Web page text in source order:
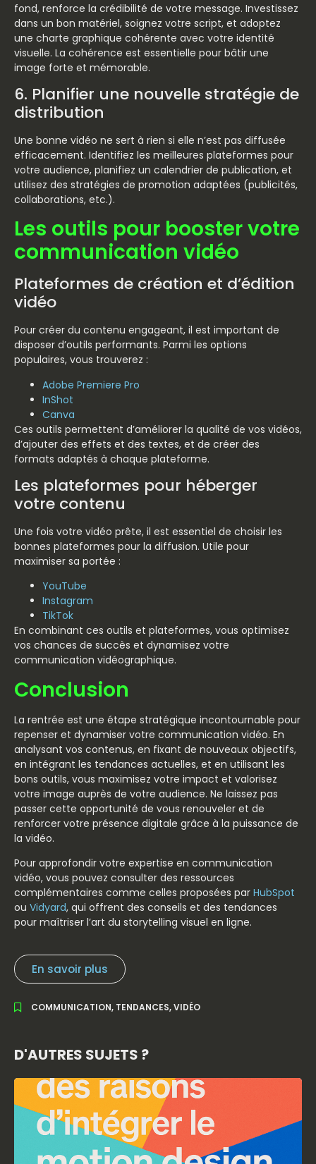
fond, renforce la crédibilité de votre message. Investissez
dans un bon matériel, soignez votre script, et adoptez
une charte graphique cohérente avec votre identité
visuelle. La cohérence est essentielle pour bâtir une
image forte et mémorable.
6. Planifier une nouvelle stratégie de
distribution
Une bonne vidéo ne sert à rien si elle n’est pas diffusée
efficacement. Identifiez les meilleures plateformes pour
votre audience, planifiez un calendrier de publication, et
utilisez des stratégies de promotion adaptées (publicités,
collaborations, etc.).
Les outils pour booster votre
communication vidéo
Plateformes de création et d’édition
vidéo
Pour créer du contenu engageant, il est important de
disposer d’outils performants. Parmi les options
populaires, vous trouverez :
Adobe Premiere Pro
InShot
Canva
Ces outils permettent d’améliorer la qualité de vos vidéos,
d’ajouter des effets et des textes, et de créer des
formats adaptés à chaque plateforme.
Les plateformes pour héberger
votre contenu
Une fois votre vidéo prête, il est essentiel de choisir les
bonnes plateformes pour la diffusion. Utile pour
maximiser sa portée :
YouTube
Instagram
TikTok
En combinant ces outils et plateformes, vous optimisez
vos chances de succès et dynamisez votre
communication vidéographique.
Conclusion
La rentrée est une étape stratégique incontournable pour
repenser et dynamiser votre communication vidéo. En
analysant vos contenus, en fixant de nouveaux objectifs,
en intégrant les tendances actuelles, et en utilisant les
bons outils, vous maximisez votre impact et valorisez
votre image auprès de votre audience. Ne laissez pas
passer cette opportunité de vous renouveler et de
renforcer votre présence digitale grâce à la puissance de
la vidéo.
Pour approfondir votre expertise en communication
vidéo, vous pouvez consulter des ressources
complémentaires comme celles proposées par HubSpot
ou Vidyard, qui offrent des conseils et des tendances
pour maîtriser l’art du storytelling visuel en ligne.
En savoir plus
COMMUNICATION, TENDANCES,VIDÉO
D'AUTRES SUJETS ?